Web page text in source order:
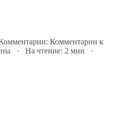
Комментарии к
· На чтение: 2 мин ·